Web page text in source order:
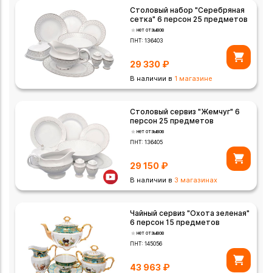
Столовый набор "Серебряная
сетка" 6 персон 25 предметов
нет отзывов
ПНТ:136403
29 330 ₽
В наличии в 1 магазине
Столовый сервиз "Жемчуг" 6
персон 25 предметов
нет отзывов
ПНТ:136405
29 150 ₽
В наличии в 3 магазинах
Чайный сервиз "Охота зеленая"
6 персон 15 предметов
нет отзывов
ПНТ:145056
43 963 ₽